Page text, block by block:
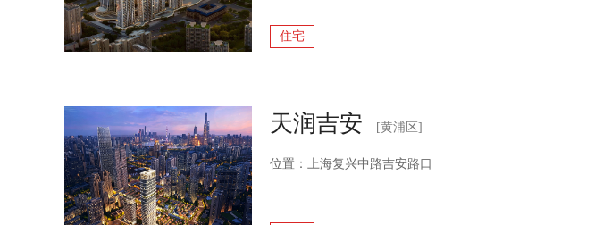
住宅
天润吉安 [黄浦区]
位置：上海复兴中路吉安路口